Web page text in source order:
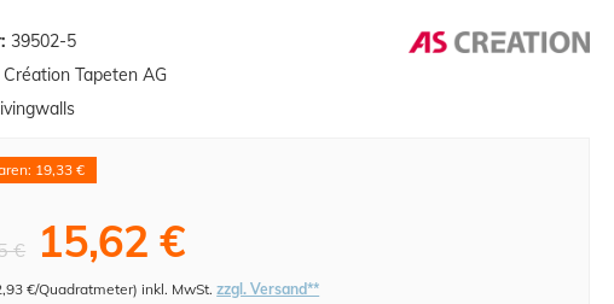
39502-5
Création Tapeten AG
19,33 €
€ 15,62 €
€/Quadratmeter)inkl. MwSt.zzgl. Versand**